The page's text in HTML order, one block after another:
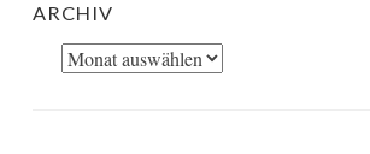
ARCHIV
Archiv